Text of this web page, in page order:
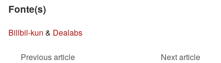
Fonte(s)
Billbil-kun & Dealabs
Previous article
Next article